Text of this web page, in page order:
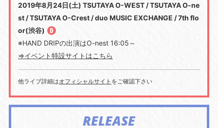
2019年8月24日(土) TSUTAYA O-WEST / TSUTAYA O-ne
st / TSUTAYA O-Crest / duo MUSIC EXCHANGE / 7th flo
or(渋谷)
※HAND DRIPの出演はO-nest 16:05～
⇒イベント特設サイトはこちら
他ライブ詳細はオフィシャルサイト をご確認下さい
RELEASE